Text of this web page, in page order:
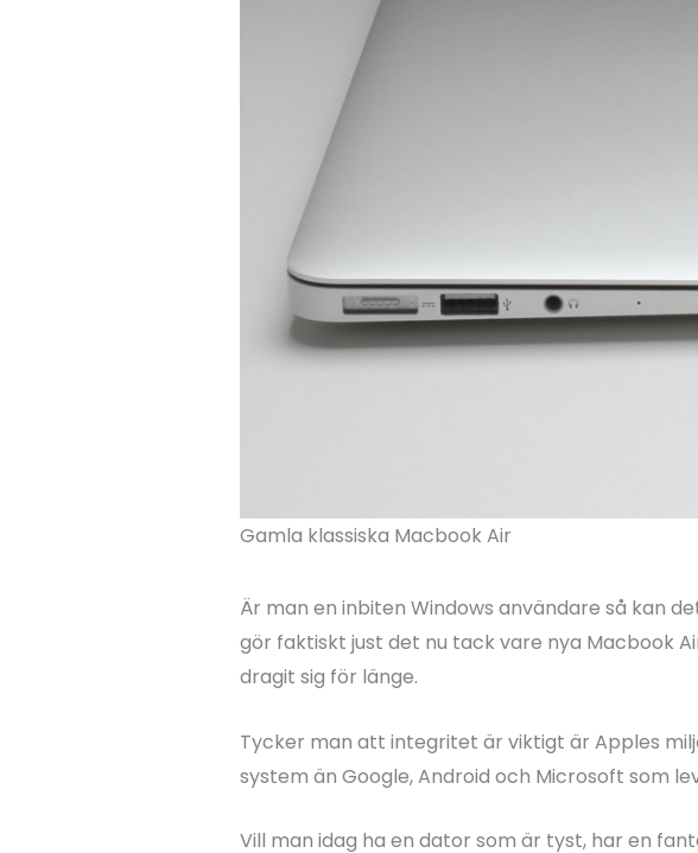
Gamla klassiska Macbook Air
Är man en inbiten Windows användare så kan
gör faktiskt just det nu tack vare nya Macbook
dragit sig för länge.
Tycker man att integritet är viktigt är Apples
system än Google, Android och Microsoft som
Vill man idag ha en dator som är tyst, har en